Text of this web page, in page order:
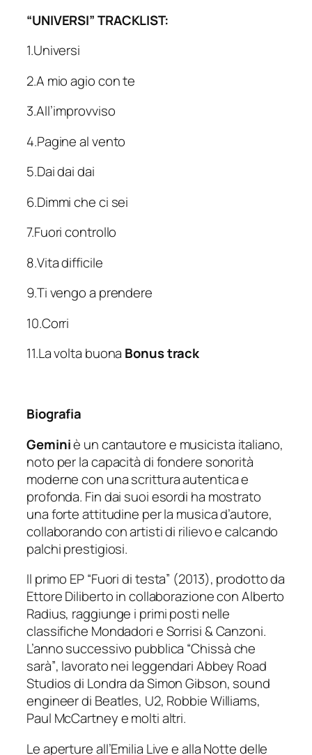
“UNIVERSI” TRACKLIST:
1.Universi
2.A mio agio con te
3.All’improvviso
4.Pagine al vento
5.Dai dai dai
6.Dimmi che ci sei
7.Fuori controllo
8.Vita difficile
9.Ti vengo a prendere
10.Corri
11.La volta buona Bonus track
Biografia
Geminiè un cantautore e musicista italiano,
noto per la capacità di fondere sonorità
moderne con una scrittura autentica e
profonda. Fin dai suoi esordi ha mostrato
una forte attitudine per la musica d’autore,
collaborando con artisti di rilievo e calcando
palchi prestigiosi.
Il primo EP“Fuori di testa” (2013), prodotto da
Ettore Diliberto in collaborazione con Alberto
Radius, raggiunge i primi posti nelle
classifiche Mondadori e Sorrisi & Canzoni.
L’anno successivo pubblica “Chissà che
sarà”, lavorato nei leggendari Abbey Road
Studios di Londra da Simon Gibson, sound
engineer di Beatles, U2, Robbie Williams,
Paul McCartney e molti altri.
Le aperture all’Emilia Live e alla Notte delle